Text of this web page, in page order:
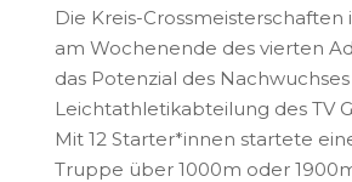
Die Kreis-
am Wochenende des vierten
das Potenzial des
Leichtathletikabteilung des TV
Mit 12 Starter*innen startete
Truppe über 1000m oder